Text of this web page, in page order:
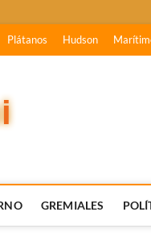
Plátanos Hudson
GREMIALES